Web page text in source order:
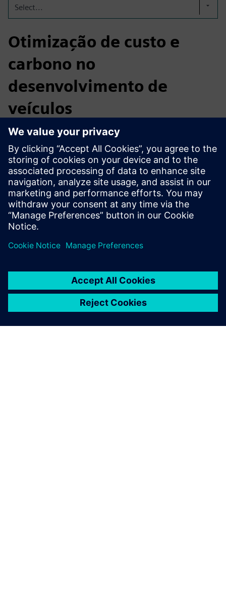
Select...
Otimização de custo e
carbono no
desenvolvimento de
veículos
Equilibre custo, desempenho e sustentabilidade desde os
primeiros estágios de projeto. Ao integrar a análise de
custo e carbono em todo o ciclo de vida do produto, obtém
visibilidade de ponta a ponta, permitindo decisões mais
inteligentes de design, fornecimento e fabricação, ao
mesmo tempo que melhora as margens e reduz as
emissões.